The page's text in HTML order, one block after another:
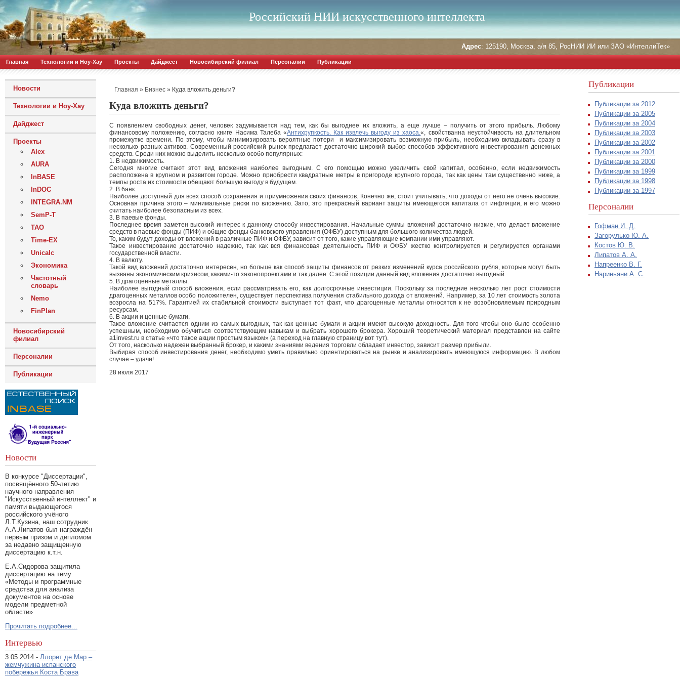
Российский НИИ искусственного интеллекта
Адрес: 125190, Москва, а/я 85, РосНИИ ИИ или ЗАО «ИнтеллиТек»
Главная Технологии и Ноу-Хау Проекты Дайджест Новосибирский филиал Персоналии Публикации
Новости
Технологии и Ноу-Хау
Дайджест
Проекты
Alex
AURA
InBASE
InDOC
INTEGRA.NM
SemP-T
ТАО
Time-EX
Unicalc
Экономика
Частотный
словарь
Nemo
FinPlan
Новосибирский
филиал
Персоналии
Публикации
Новости
В конкурсе "Диссертации",
посвящённого 50-летию
научного направления
"Искусственный интеллект" и
памяти выдающегося
российского учёного
Л.Т.Кузина, наш сотрудник
А.А.Липатов был награждён
первым призом и дипломом
за недавно защищенную
диссертацию к.т.н.
Е.А.Сидорова защитила
диссертацию на тему
«Методы и программные
средства для анализа
документов на основе
модели предметной
области»
Прочитать подробнее...
Интервью
3.05.2014 - Ллорет де Мар –
жемчужина испанского
побережья Коста Брава
Главная » Бизнес » Куда вложить деньги?
Куда вложить деньги?
С появлением свободных денег, человек задумывается над тем, как бы выгоднее их вложить, а еще лучше – получить от этого прибыль.Любому
финансовому положению, согласно книге Насима Талеба «Антихрупкость. Как извлечь выгоду из хаоса.«, свойстванна неустойчивость на длительном
промежутке времени. По этому, чтобы минимизировать вероятные потери и максимизировать возможную прибыль, необходимо вкладывать сразу в
несколько разных активов. Современный российский рынок предлагает достаточно широкий выбор способов эффективного инвестирования денежных
средств. Среди них можно выделить несколько особо популярных:
1. В недвижимость.
Сегодня многие считают этот вид вложения наиболее выгодным. С его помощью можно увеличить свой капитал, особенно, если недвижимость
расположена в крупном и развитом городе. Можно приобрести квадратные метры в пригороде крупного города, так как цены там существенно ниже, а
темпы роста их стоимости обещают большую выгоду в будущем.
2. В банк.
Наиболее доступный для всех способ сохранения и приумножения своих финансов. Конечно же, стоит учитывать, что доходы от него не очень высокие.
Основная причина этого – минимальные риски по вложению. Зато, это прекрасный вариант защиты имеющегося капитала от инфляции, и его можно
считать наиболее безопасным из всех.
3. В паевые фонды.
Последнее время заметен высокий интерес к данному способу инвестирования. Начальные суммы вложений достаточно низкие, что делает вложение
средств в паевые фонды (ПИФ) и общие фонды банковского управления (ОФБУ) доступным для большого количества людей.
То, каким будут доходы от вложений в различные ПИФ и ОФБУ, зависит от того, какие управляющие компании ими управляют.
Такое инвестирование достаточно надежно, так как вся финансовая деятельность ПИФ и ОФБУ жестко контролируется и регулируется органами
государственной власти.
4. В валюту.
Такой вид вложений достаточно интересен, но больше как способ защиты финансов от резких изменений курса российского рубля, которые могут быть
вызваны экономическим кризисом, какими-то законопроектами и так далее. С этой позиции данный вид вложения достаточно выгодный.
5. В драгоценные металлы.
Наиболее выгодный способ вложения, если рассматривать его, как долгосрочные инвестиции. Поскольку за последние несколько лет рост стоимости
драгоценных металлов особо положителен, существует перспектива получения стабильного дохода от вложений. Например, за 10 лет стоимость золота
возросла на 517%. Гарантией их стабильной стоимости выступает тот факт, что драгоценные металлы относятся к не возобновляемым природным
ресурсам.
6. В акции и ценные бумаги.
Такое вложение считается одним из самых выгодных, так как ценные бумаги и акции имеют высокую доходность. Для того чтобы оно было особенно
успешным, необходимо обучиться соответствующим навыкам и выбрать хорошего брокера. Хороший теоретический материал представлен на сайте
a1invest.ru в статье «что такое акции простым языком» (а переход на главную страницу вот тут).
От того, насколько надежен выбранный брокер, и какими знаниями ведения торговли обладает инвестор, зависит размер прибыли.
Выбирая способ инвестирования денег, необходимо уметь правильно ориентироваться на рынке и анализировать имеющуюся информацию. В любом
случае – удачи!
28 июля 2017
Публикации
Публикации за 2012
Публикации за 2005
Публикации за 2004
Публикации за 2003
Публикации за 2002
Публикации за 2001
Публикации за 2000
Публикации за 1999
Публикации за 1998
Публикации за 1997
Персоналии
Гофман И. Д.
Загорулько Ю. А.
Костов Ю. В.
Липатов А. А.
Напреенко В. Г.
Нариньяни А. С.